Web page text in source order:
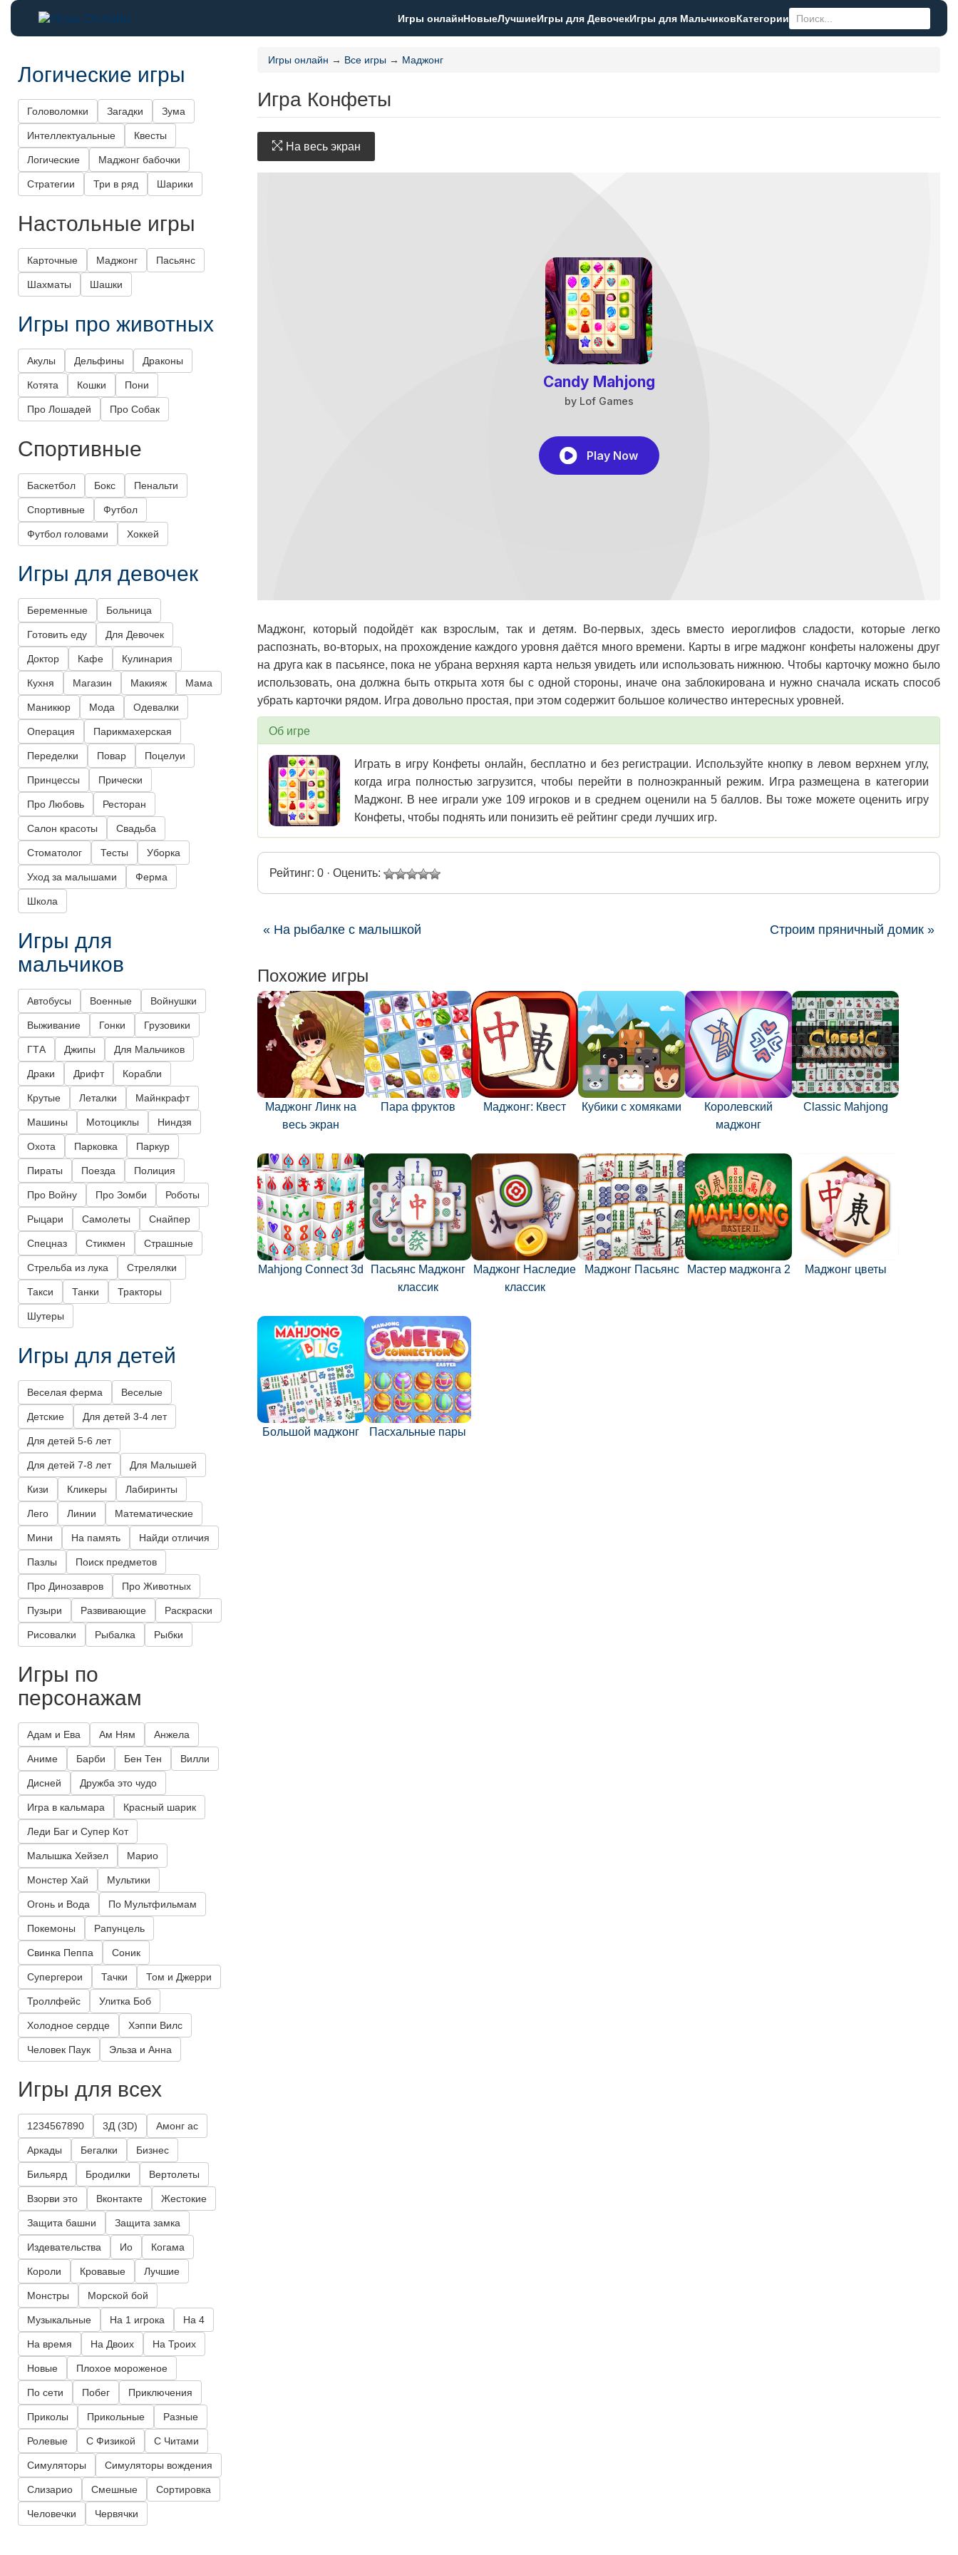
Игры онлайнНовыеЛучшиеИгры для ДевочекИгры для МальчиковКатегории
Игры онлайн → Все игры → Маджонг
Игра Конфеты
На весь экран
Маджонг, который подойдёт как взрослым, так и детям. Во-первых, здесь вместо иероглифов сладости, которые легко
распознать, во-вторых, на прохождение каждого уровня даётся много времени. Карты в игре маджонг конфеты наложены друг
на друга как в пасьянсе, пока не убрана верхняя карта нельзя увидеть или использовать нижнюю. Чтобы карточку можно было
использовать, она должна быть открыта хотя бы с одной стороны, иначе она заблокирована и нужно сначала искать способ
убрать карточки рядом. Игра довольно простая, при этом содержит большое количество интересных уровней.
Об игре
Играть в игру Конфеты онлайн, бесплатно и без регистрации. Используйте кнопку в левом верхнем углу,
когда игра полностью загрузится, чтобы перейти в полноэкранный режим. Игра размещена в категории
Маджонг. В нее играли уже 109 игроков и в среднем оценили на 5 баллов. Вы тоже можете оценить игру
Конфеты, чтобы поднять или понизить её рейтинг среди лучших игр.
Рейтинг: 0 · Оценить:
« На рыбалке с малышкой Строим пряничный домик »
Похожие игры
Маджонг Линк на
весь экран
Пара фруктов Маджонг: Квест Кубики с хомяками
Королевский
маджонг
Classic Mahjong
Mahjong Connect 3d
Пасьянс Маджонг
классик
Маджонг Наследие
классик
Маджонг Пасьянс Мастер маджонга 2 Маджонг цветы
Большой маджонг Пасхальные пары
Логические игры
Головоломки Загадки Зума
Интеллектуальные Квесты
Логические Маджонг бабочки
Стратегии Три в ряд Шарики
Настольные игры
Карточные Маджонг Пасьянс
Шахматы Шашки
Игры про животных
Акулы Дельфины Драконы
Котята Кошки Пони
Про Лошадей Про Собак
Спортивные
Баскетбол Бокс Пенальти
Спортивные Футбол
Футбол головами Хоккей
Игры для девочек
Беременные Больница
Готовить еду Для Девочек
Доктор Кафе Кулинария
Кухня Магазин Макияж Мама
Маникюр Мода Одевалки
Операция Парикмахерская
Переделки Повар Поцелуи
Принцессы Прически
Про Любовь Ресторан
Салон красоты Свадьба
Стоматолог Тесты Уборка
Уход за малышами Ферма
Школа
Игры для
мальчиков
Автобусы Военные Войнушки
Выживание Гонки Грузовики
ГТА Джипы Для Мальчиков
Драки Дрифт Корабли
Крутые Леталки Майнкрафт
Машины Мотоциклы Ниндзя
Охота Парковка Паркур
Пираты Поезда Полиция
Про Войну Про Зомби Роботы
Рыцари Самолеты Снайпер
Спецназ Стикмен Страшные
Стрельба из лука Стрелялки
Такси Танки Тракторы
Шутеры
Игры для детей
Веселая ферма Веселые
Детские Для детей 3-4 лет
Для детей 5-6 лет
Для детей 7-8 лет Для Малышей
Кизи Кликеры Лабиринты
Лего Линии Математические
Мини На память Найди отличия
Пазлы Поиск предметов
Про Динозавров Про Животных
Пузыри Развивающие Раскраски
Рисовалки Рыбалка Рыбки
Игры по
персонажам
Адам и Ева Ам Ням Анжела
Аниме Барби Бен Тен Вилли
Дисней Дружба это чудо
Игра в кальмара Красный шарик
Леди Баг и Супер Кот
Малышка Хейзел Марио
Монстер Хай Мультики
Огонь и Вода По Мультфильмам
Покемоны Рапунцель
Свинка Пеппа Соник
Супергерои Тачки Том и Джерри
Троллфейс Улитка Боб
Холодное сердце Хэппи Вилс
Человек Паук Эльза и Анна
Игры для всех
1234567890 3Д (3D) Амонг ас
Аркады Бегалки Бизнес
Бильярд Бродилки Вертолеты
Взорви это Вконтакте Жестокие
Защита башни Защита замка
Издевательства Ио Когама
Короли Кровавые Лучшие
Монстры Морской бой
Музыкальные На 1 игрока На 4
На время На Двоих На Троих
Новые Плохое мороженое
По сети Побег Приключения
Приколы Прикольные Разные
Ролевые С Физикой С Читами
Симуляторы Симуляторы вождения
Слизарио Смешные Сортировка
Человечки Червячки